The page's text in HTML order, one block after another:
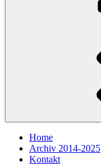
Home
Archiv 2014-2025
Kontakt